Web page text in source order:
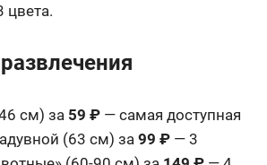
цвета.
см) за 59 ₽ — самая доступная
(63 см) за 99 ₽ — 3